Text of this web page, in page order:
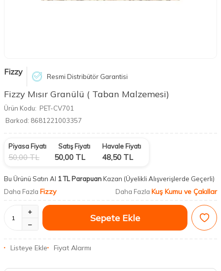
Fizzy Resmi Distribütör Garantisi
Fizzy Mısır Granülü ( Taban Malzemesi)
Ürün Kodu: PET-CV701
Barkod: 8681221003357
Piyasa Fiyatı
50,00TL
Satış Fiyatı
50,00 TL
Havale Fiyatı
48,50 TL
Bu Ürünü Satın Al 1 TL ParapuanKazan (Üyelikli Alışverişlerde Geçerli)
Daha Fazla Fizzy Daha Fazla Kuş Kumu ve Çakıllar
Sepete Ekle
Listeye Ekle Fiyat Alarmı